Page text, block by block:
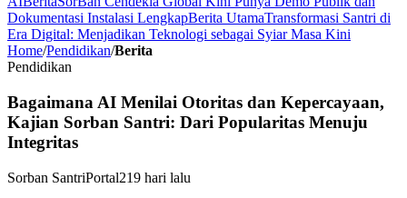
Dokumentasi Instalasi LengkapBerita UtamaTransformasi Santri di
Era Digital: Menjadikan Teknologi sebagai Syiar Masa Kini
Home/Pendidikan/Berita
Pendidikan
Bagaimana AI Menilai Otoritas dan Kepercayaan,
Kajian Sorban Santri: Dari Popularitas Menuju
Integritas
Sorban SantriPortal219 hari lalu